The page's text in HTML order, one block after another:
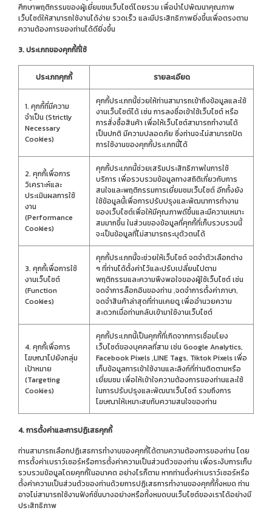
ศึกษาพฤติกรรมของผู้เยี่ยมชมเว็บไซต์โดยรวม เพื่อนำไปพัฒนาคุณภาพ
เว็บไซต์ให้สามารถใช้งานได้ง่าย รวดเร็ว และมีประสิทธิภาพยิ่งขึ้นเพื่อตรงตาม
ความต้องการของท่านได้ดียิ่งขึ้น
3. ประเภทของคุกกี้ที่ใช้
ประเภทคุกกี้ รายละเอียด
1. คุกกี้ที่มีความ
จำเป็น (Strictly
Necessary
Cookies)
คุกกี้ประเภทนี้ช่วยให้ท่านสามารถเข้าถึงข้อมูลและใช้
งานเว็บไซต์ได้ เช่น การลงชื่อเข้าใช้เว็บไซต์ หรือ
การสั่งซื้อสินค้า เพื่อให้เว็บไซต์สามารถทำงานได้
เป็นปกติ มีความปลอดภัย ซึ่งท่านจะไม่สามารถปิด
การใช้งานของคุกกี้ประเภทนี้ได้
2. คุกกี้เพื่อการ
วิเคราะห์และ
ประเมินผลการใช้
งาน
(Performance
Cookies)
คุกกี้ประเภทนี้ช่วยเสริมประสิทธิภาพในการใช้
บริการ เพื่อรวบรวมข้อมูลทางสถิติเกี่ยวกับการ
สนใจและพฤติกรรมการเยี่ยมชมเว็บไซต์ อีกทั้งยัง
ใช้ข้อมูลนี้เพื่อการปรับปรุงและพัฒนาการทำงาน
ของเว็บไซต์เพื่อให้มีคุณภาพดีขึ้นและมีความเหมาะ
สมมากขึ้น ในส่วนของข้อมูลที่คุกกี้ที่เก็บรวบรวมนี้
จะเป็นข้อมูลที่ไม่สามารถระบุตัวตนได้
3. คุกกี้เพื่อการใช้
งานเว็บไซต์
(Function
Cookies)
คุกกี้ประเภทนี้จะช่วยให้เว็บไซต์ จดจำตัวเลือกต่าง
ๆ ที่ท่านได้ตั้งค่าไว้และปรับเปลี่ยนไปตาม
พฤติกรรมและความพึงพอใจของผู้ใช้เว็บไซต์ เช่น
จดจำการล็อกอินของท่าน ,จดจำการตั้งค่าภาษา,
จดจำสินค้าล่าสุดที่ท่านเคยดู เพื่ออำนวยความ
สะดวกเมื่อท่านกลับเข้ามาใช้งานเว็บไซต์
4. คุกกี้เพื่อการ
โฆษณาไปยังกลุ่ม
เป้าหมาย
(Targeting
Cookies)
คุกกี้ประเภทนี้เป็นคุกกี้ที่เกิดจากการเชื่อมโยง
เว็บไซต์ของบุคคลที่สาม เช่น Google Analytics,
Facebook Pixels ,LINE Tags, Tiktok Pixels เพื่อ
เก็บข้อมูลการเข้าใช้งานและลิงก์ที่ท่านติดตามหรือ
เยี่ยมชม เพื่อให้เข้าใจความต้องการของท่านและใช้
ในการปรับปรุงและพัฒนาเว็บไซต์ รวมถึงการ
โฆษณาให้เหมาะสมกับความสนใจของท่าน
4. การตั้งค่าและการปฏิเสธคุกกี้
ท่านสามารถเลือกปฏิเสธการทำงานของคุกกี้ได้ตามความต้องการของท่าน โดย
การตั้งค่าเบราว์เซอร์หรือการตั้งค่าความเป็นส่วนตัวของท่าน เพื่อระงับการเก็บ
รวบรวมข้อมูลโดยคุกกี้ในอนาคต อย่างไรก็ตาม หากท่านตั้งค่าเบราว์เซอร์หรือ
ตั้งค่าความเป็นส่วนตัวของท่านด้วยการปฏิเสธการทำงานของคุกกี้ทั้งหมด ท่าน
อาจไม่สามารถใช้งานฟังก์ชั่นบางอย่างหรือทั้งหมดบนเว็บไซต์ของเราได้อย่างมี
ประสิทธิภาพ